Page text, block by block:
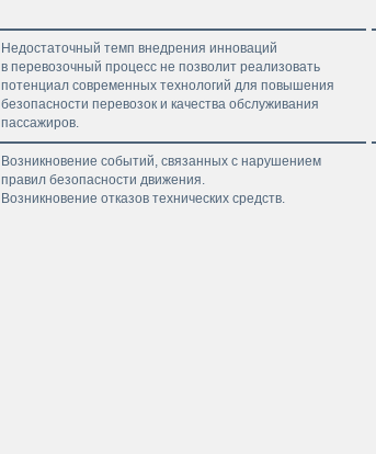
Недостаточный темп внедрения инноваций
в перевозочный процесс не позволит реализовать
потенциал современных технологий для повышения
безопасности перевозок и качества обслуживания
пассажиров.
Возникновение событий, связанных с нарушением
правил безопасности движения.
Возникновение отказов технических средств.